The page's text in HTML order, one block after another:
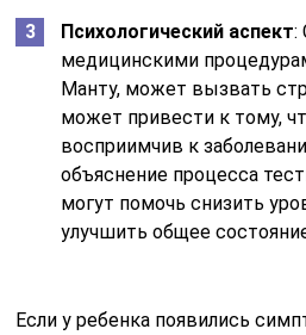
Психологический аспект:
медицинскими
Манту, может вызвать
может привести к тому,
восприимчив к
объяснение процесса
могут помочь снизить
улучшить общее
Если у ребенка появились